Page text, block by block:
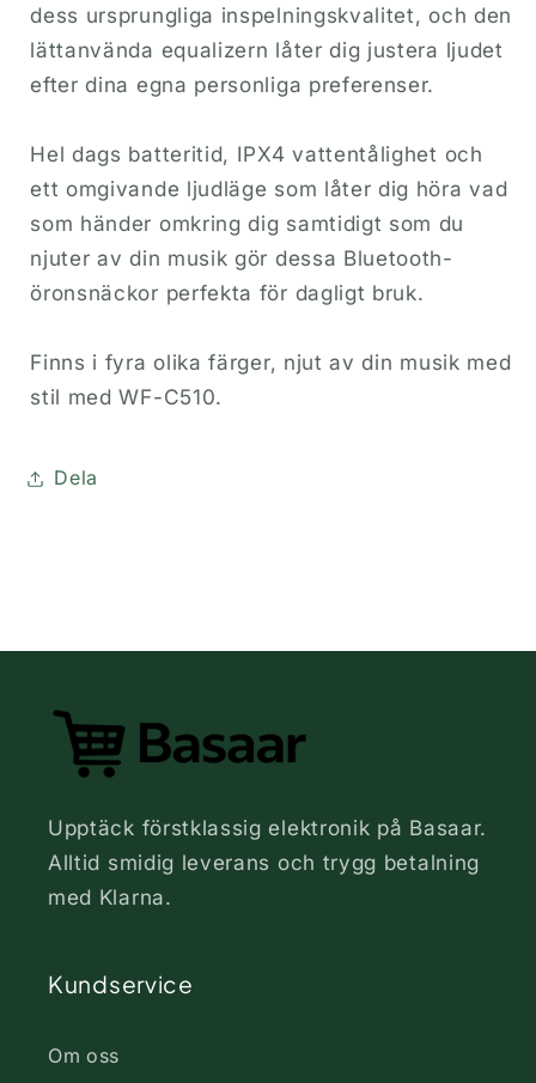
dess ursprungliga inspelningskvalitet, och den
lättanvända equalizern låter dig justera ljudet
efter dina egna personliga preferenser.
Hel dags batteritid, IPX4 vattentålighet och
ett omgivande ljudläge som låter dig höra vad
som händer omkring dig samtidigt som du
njuter av din musik gör dessa Bluetooth-
öronsnäckor perfekta för dagligt bruk.
Finns i fyra olika färger, njut av din musik med
stil med WF-C510.
Dela
Upptäck förstklassig elektronik på Basaar.
Alltid smidig leverans och trygg betalning
med Klarna.
Kundservice
Om oss